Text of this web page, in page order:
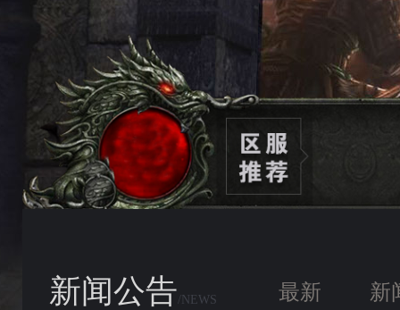
新闻公告/NEWS 最新 新